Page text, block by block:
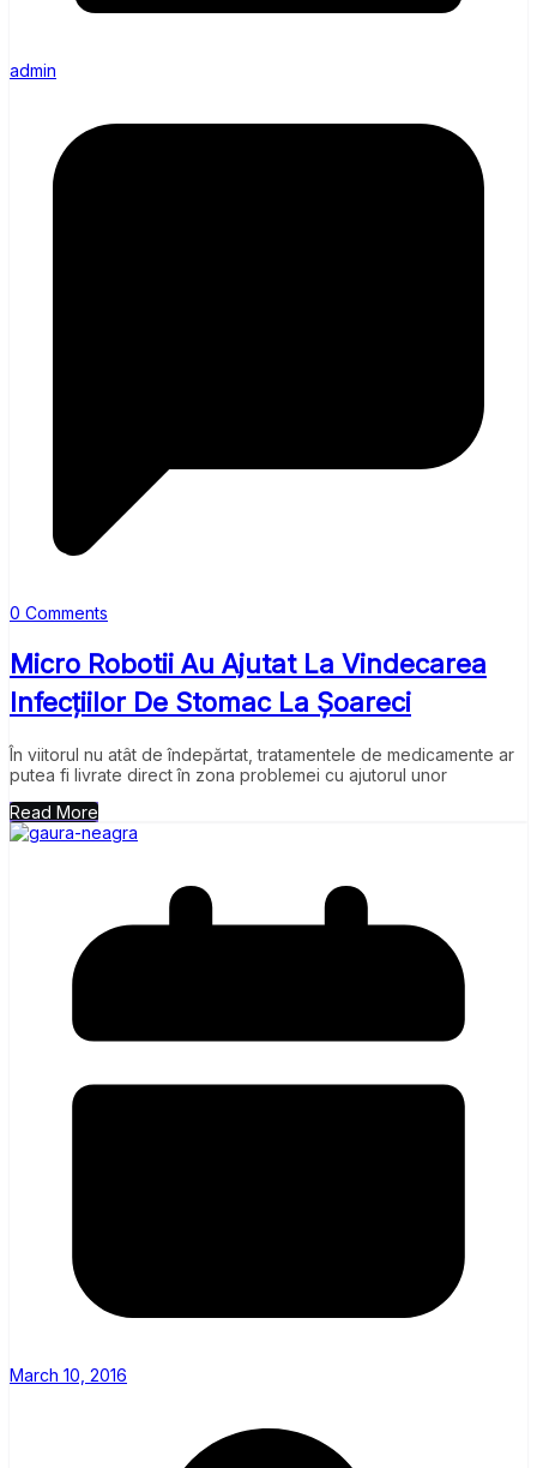
admin
0 Comments
Micro Robotii Au Ajutat La Vindecarea
Infecțiilor De Stomac La Șoareci
În viitorul nu atât de îndepărtat, tratamentele de medicamente ar
putea fi livrate direct în zona problemei cu ajutorul unor
Read More
March 10, 2016